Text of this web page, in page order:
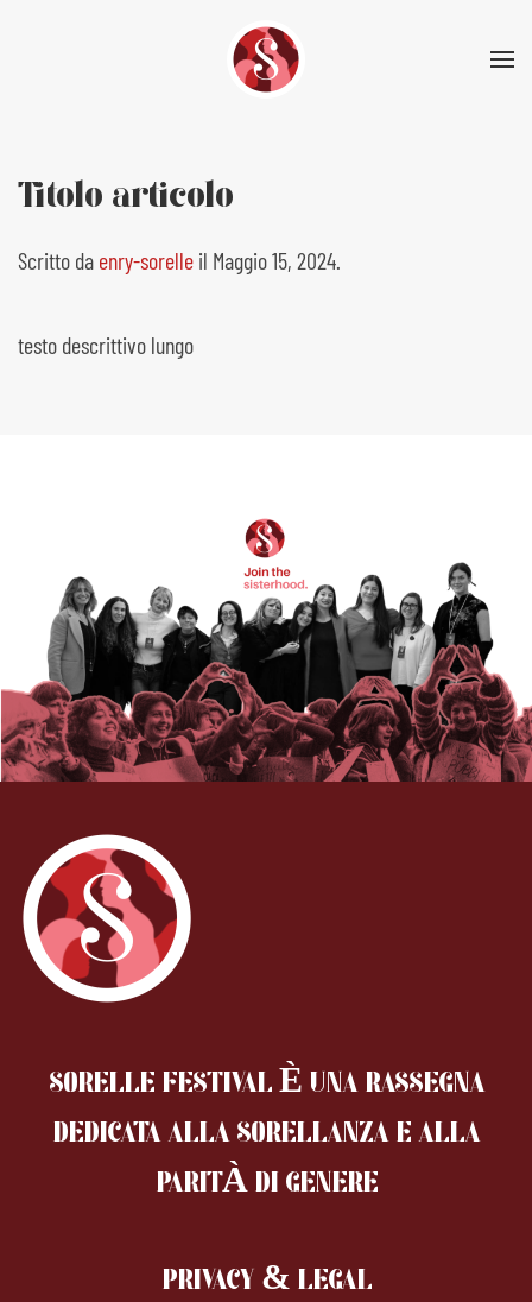
Skip to main content
Titolo articolo
Scritto da enry-sorelle il Maggio 15, 2024.
testo descrittivo lungo
SORELLE FESTIVAL È UNA RASSEGNA
DEDICATA ALLA SORELLANZAE ALLA
PARITÀ DI GENERE
PRIVACY & LEGAL